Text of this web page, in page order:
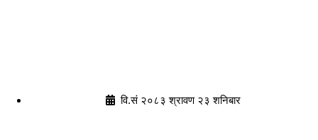
वि.सं २०८३ श्रावण २३ शनिबार